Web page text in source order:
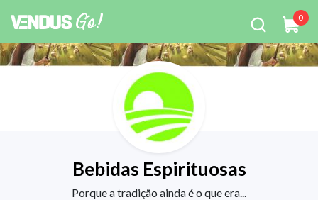
0
Bebidas Espirituosas
Porque a tradição ainda é o que era...